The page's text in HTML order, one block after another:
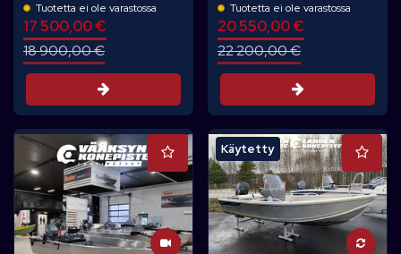
Tuotetta ei ole varastossa
17 500,00 €
18 900,00 €
Tarjouspyyntö
Tuotetta ei ole varastossa
20 550,00 €
22 200,00 €
Käytetty